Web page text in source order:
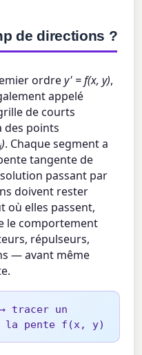
de directions ?
ordrey' = f(x, y),
appelé
de courts
des points
j). Chaque segment a
tangente de
passant par
doivent rester
où elles passent,
le comportement
répulseurs,
— avant même
tracer un
la pente f(x, y)